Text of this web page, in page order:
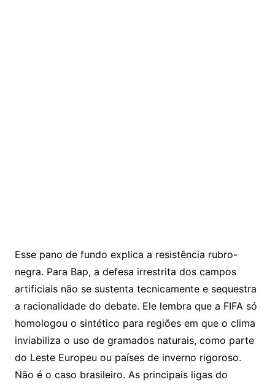
Esse pano de fundo explica a resistência rubro-
negra. Para Bap, a defesa irrestrita dos campos
artificiais não se sustenta tecnicamente e sequestra
a racionalidade do debate. Ele lembra que a FIFA só
homologou o sintético para regiões em que o clima
inviabiliza o uso de gramados naturais, como parte
do Leste Europeu ou países de inverno rigoroso.
Não é o caso brasileiro. As principais ligas do